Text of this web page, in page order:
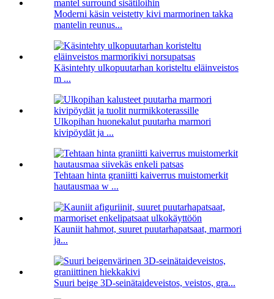
Moderni käsin veistetty kivi marmorinen takka
mantelin reunus...
Käsintehty ulkopuutarhan koristeltu eläinveistos
m ...
Ulkopihan huonekalut puutarha marmori
kivipöydät ja ...
Tehtaan hinta graniitti kaiverrus muistomerkit
hautausmaa w ...
Kauniit hahmot, suuret puutarhapatsaat, marmori
ja...
Suuri beige 3D-seinätaideveistos, veistos, gra...